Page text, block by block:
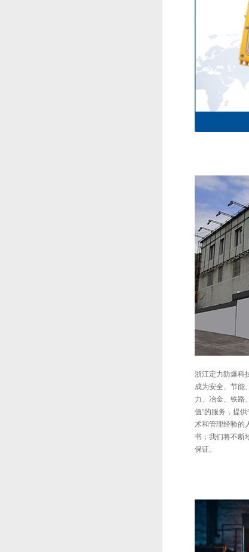
浙江定力防爆科
成为安全、节能
力、冶金、铁路
值”的服务，提
术和管理经验的
书；我们将不断
保证。